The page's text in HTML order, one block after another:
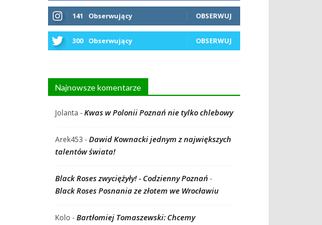
141 Obserwujący OBSERWUJ
300 Obserwujący OBSERWUJ
Najnowsze komentarze
Jolanta -Kwas w Polonii Poznań nie tylko chlebowy
Arek453 -Dawid Kownacki jednym z największych
talentów świata!
Black Roses zwyciężyły! - Codzienny Poznań -
Black Roses Posnania ze złotem we Wrocławiu
Kolo -Bartłomiej Tomaszewski: Chcemy